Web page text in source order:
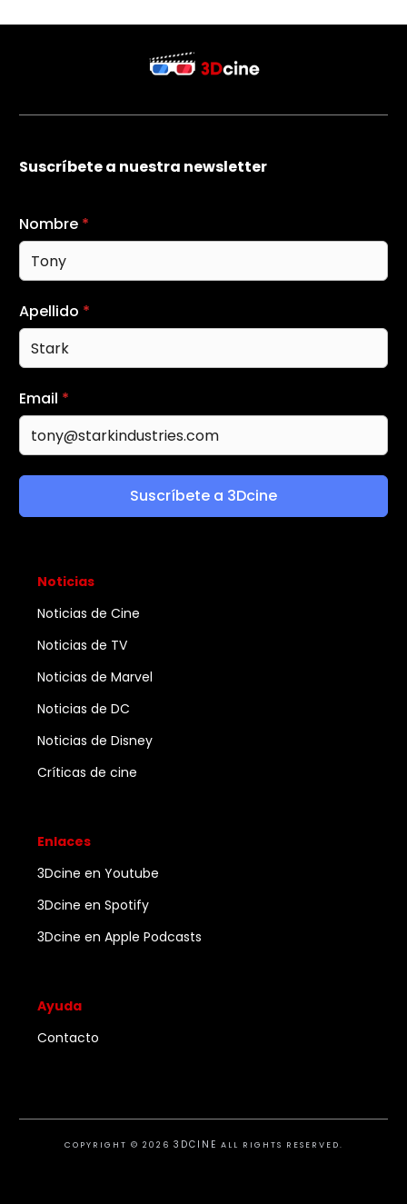
Suscríbete a nuestra newsletter
Nombre *
Apellido *
Email *
Suscríbete a 3Dcine
Noticias
Noticias de Cine
Noticias de TV
Noticias de Marvel
Noticias de DC
Noticias de Disney
Críticas de cine
Enlaces
3Dcine en Youtube
3Dcine en Spotify
3Dcine en Apple Podcasts
Ayuda
Contacto
COPYRIGHT © 2026 3DCINE ALL RIGHTS RESERVED.